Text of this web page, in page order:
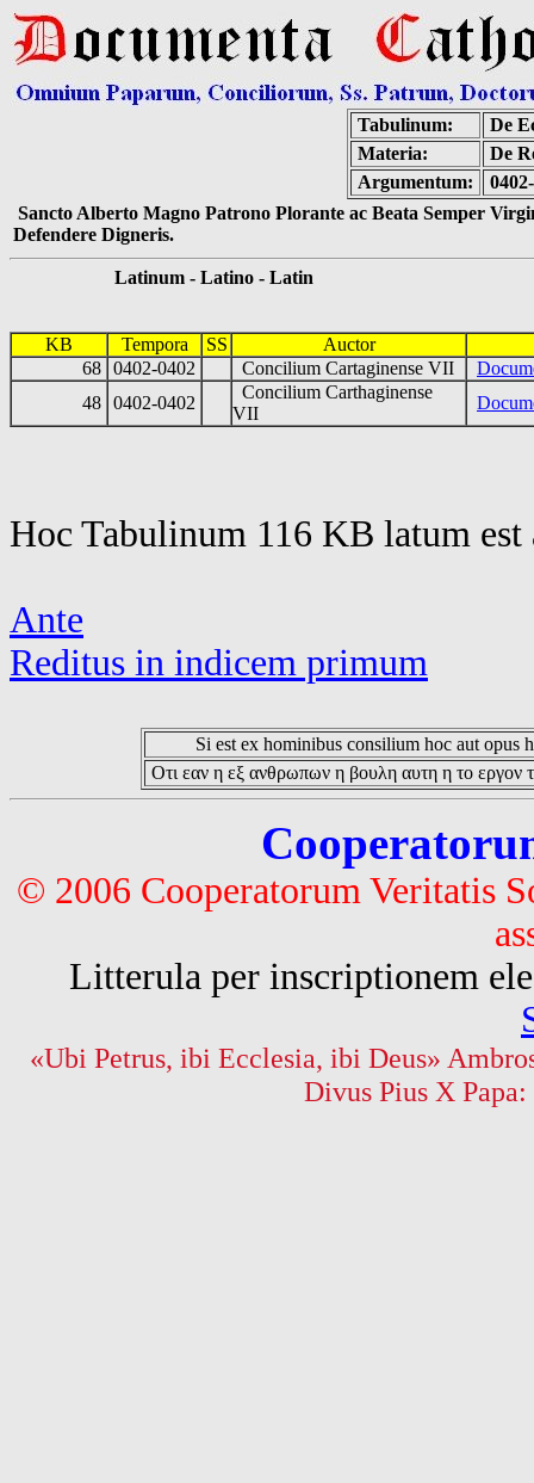
Tabulinum:
De
Materia:
De
Argumentum:
Sancto Alberto Magno Patrono Plorante ac Beata Semper
Defendere Digneris.
Latinum - Latino - Latin
KB Tempora SS
Auctor
68 0402-0402 Concilium Cartaginense VII
48 0402-0402
Concilium Carthaginense
VII
Hoc Tabulinum 116 KB latum
Ante
Reditus in indicem primum
Si est ex hominibus consilium hoc aut opus
Οτι εαν η εξ ανθρωπων η βουλη αυτη η το εργον
© 2006 Cooperatorum Veritatis
Litterula per inscriptionem
«Ubi Petrus, ibi Ecclesia, ibi Deus»
Divus Pius X Papa: